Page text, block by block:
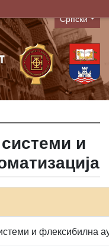
Language
Српски
и
и флексибилна